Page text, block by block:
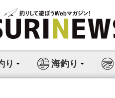
り 海釣り